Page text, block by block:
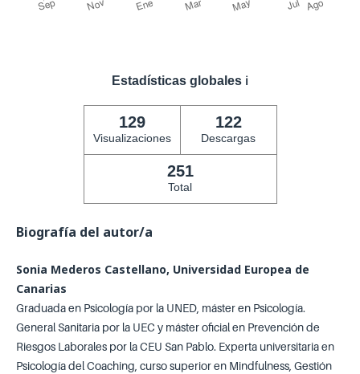
Estadísticas globales ℹ️
129
Visualizaciones
122
Descargas
251
Total
Biografía del autor/a
Sonia Mederos Castellano, Universidad Europea de
Canarias
Graduada en Psicología por la UNED, máster en Psicología.
General Sanitaria por la UEC y máster oficial en Prevención de
Riesgos Laborales por la CEU San Pablo. Experta universitaria en
Psicología del Coaching, curso superior en Mindfulness, Gestión